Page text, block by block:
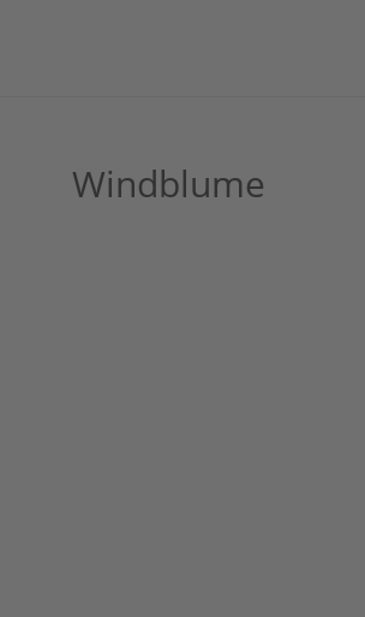
Windblume